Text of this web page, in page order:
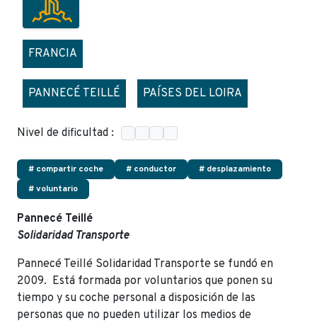
FRANCIA
PANNECÉ TEILLÉ PAÍSES DEL LOIRA
Nivel de dificultad :
# compartir coche # conductor
# desplazamiento
# voluntario
Pannecé Teillé
Solidaridad Transporte
Pannecé Teillé Solidaridad Transporte se fundó en
2009. Está formada por voluntarios que ponen su
tiempo y su coche personal a disposición de las
personas que no pueden utilizar los medios de